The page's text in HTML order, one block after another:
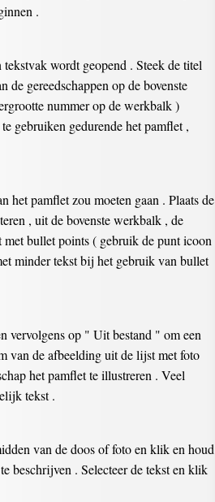
.
wordt geopend . Steek de titel
gereedschappen op de bovenste
nummer op de werkbalk )
gebruiken gedurende het pamflet ,
pamflet zou moeten gaan . Plaats de
, uit de bovenste werkbalk , de
bullet points ( gebruik de punt icoon
minder tekst bij het gebruik van bullet
op " Uit bestand " om een
van de afbeelding uit de lijst met foto
het pamflet te illustreren . Veel
tekst .
van de doos of foto en klik en houd
beschrijven . Selecteer de tekst en klik